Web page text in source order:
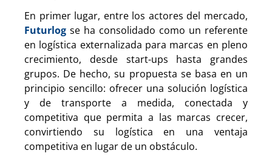
En primer lugar, entre los actores del mercado,
Futurlog se ha consolidado como un referente
en logística externalizada para marcas en pleno
crecimiento, desde start-ups hasta grandes
grupos. De hecho, su propuesta se basa en un
principio sencillo: ofrecer una solución logística
y de transporte a medida, conectada y
competitiva que permita a las marcas crecer,
convirtiendo su logística en una ventaja
competitiva en lugar de un obstáculo.